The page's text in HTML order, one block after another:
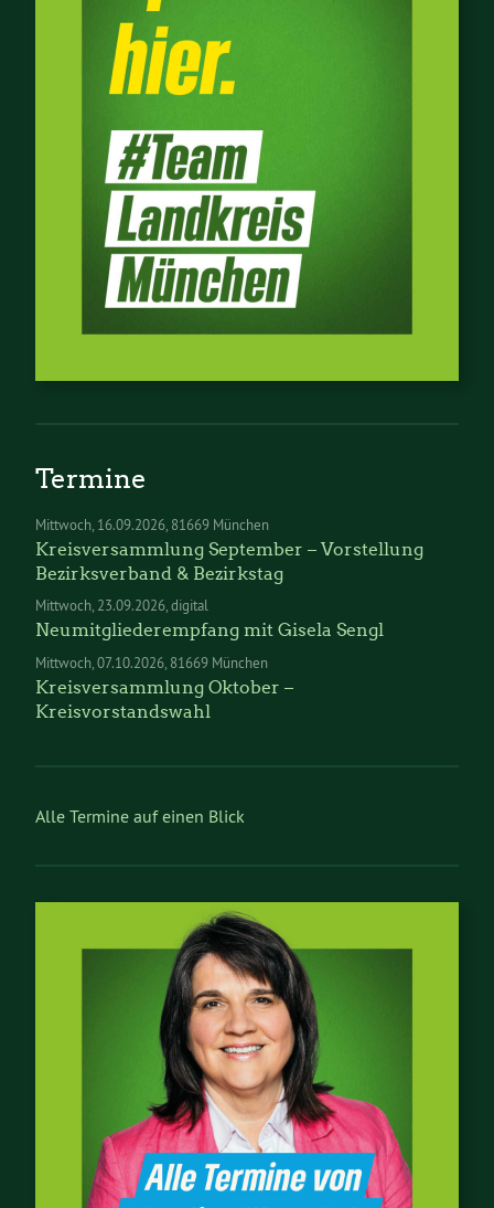
Termine
Mittwoch 16.09.2026 81669 München
Kreisversammlung September – Vorstellung
Bezirksverband & Bezirkstag
Mittwoch 23.09.2026 digital
Neumitgliederempfang mit Gisela Sengl
Mittwoch 07.10.2026 81669 München
Kreisversammlung Oktober –
Kreisvorstandswahl
Alle Termine auf einen Blick